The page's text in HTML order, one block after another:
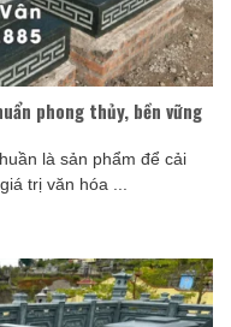
phong thủy, bền vững
là sản phẩm để cải
trị văn hóa ...